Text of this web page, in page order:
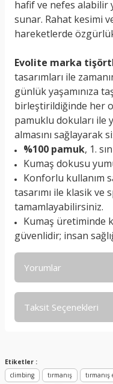
hafif ve nefes alabilir
sunar. Rahat kesimi
hareketlerde
Evolite marka
tasarımları ile
günlük yaşamınıza
birleştirildiğinde her
pamuklu dokuları ile
almasını sağlayarak
%100 pamuk, 1.
Kumaş dokusu
Konforlu kullanım
tasarımı ile klasik ve
tamamlayabilirsiniz.
Kumaş üretiminde
güvenlidir; insan
Yorumlar
Taksit Seçenekleri
Etiketler :
climbing
tırmanış tırmanış